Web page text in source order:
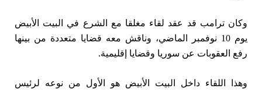
وكان ترامب قد عقد لقاء مغلقا مع الشرع في البيت الأبيض
يوم 10 نوفمبر الماضي، وناقش معه قضايا متعددة من بينها
رفع العقوبات عن سوريا وقضايا إقليمية.
وهذا اللقاء داخل البيت الأبيض هو الأول من نوعه لرئيس